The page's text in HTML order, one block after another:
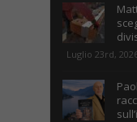
Luglio 23rd,